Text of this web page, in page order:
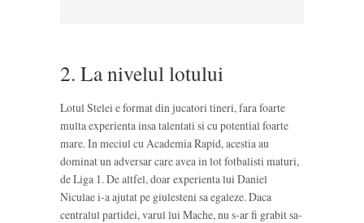
2. La nivelul lotului
Lotul Stelei e format din jucatori tineri, fara foarte
multa experienta insa talentati si cu potential foarte
mare. In meciul cu Academia Rapid, acestia au
dominat un adversar care avea in lot fotbalisti maturi,
de Liga 1. De altfel, doar experienta lui Daniel
Niculae i-a ajutat pe giulesteni sa egaleze. Daca
centralul partidei, varul lui Mache, nu s-ar fi grabit sa-